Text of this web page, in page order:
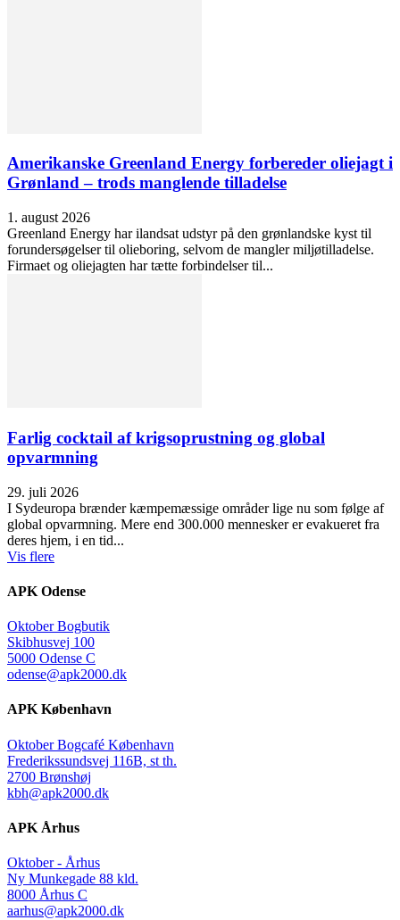
Amerikanske Greenland Energy forbereder oliejagt i
Grønland – trods manglende tilladelse
1. august 2026
Greenland Energy har ilandsat udstyr på den grønlandske kyst til
forundersøgelser til olieboring, selvom de mangler miljøtilladelse.
Firmaet og oliejagten har tætte forbindelser til...
Farlig cocktail af krigsoprustning og global
opvarmning
29. juli 2026
I Sydeuropa brænder kæmpemæssige områder lige nu som følge af
global opvarmning. Mere end 300.000 mennesker er evakueret fra
deres hjem, i en tid...
Vis flere
APK Odense
Oktober Bogbutik
Skibhusvej 100
5000 Odense C
odense@apk2000.dk
APK København
Oktober Bogcafé København
Frederikssundsvej 116B, st th.
2700 Brønshøj
kbh@apk2000.dk
APK Århus
Oktober - Århus
Ny Munkegade 88 kld.
8000 Århus C
aarhus@apk2000.dk